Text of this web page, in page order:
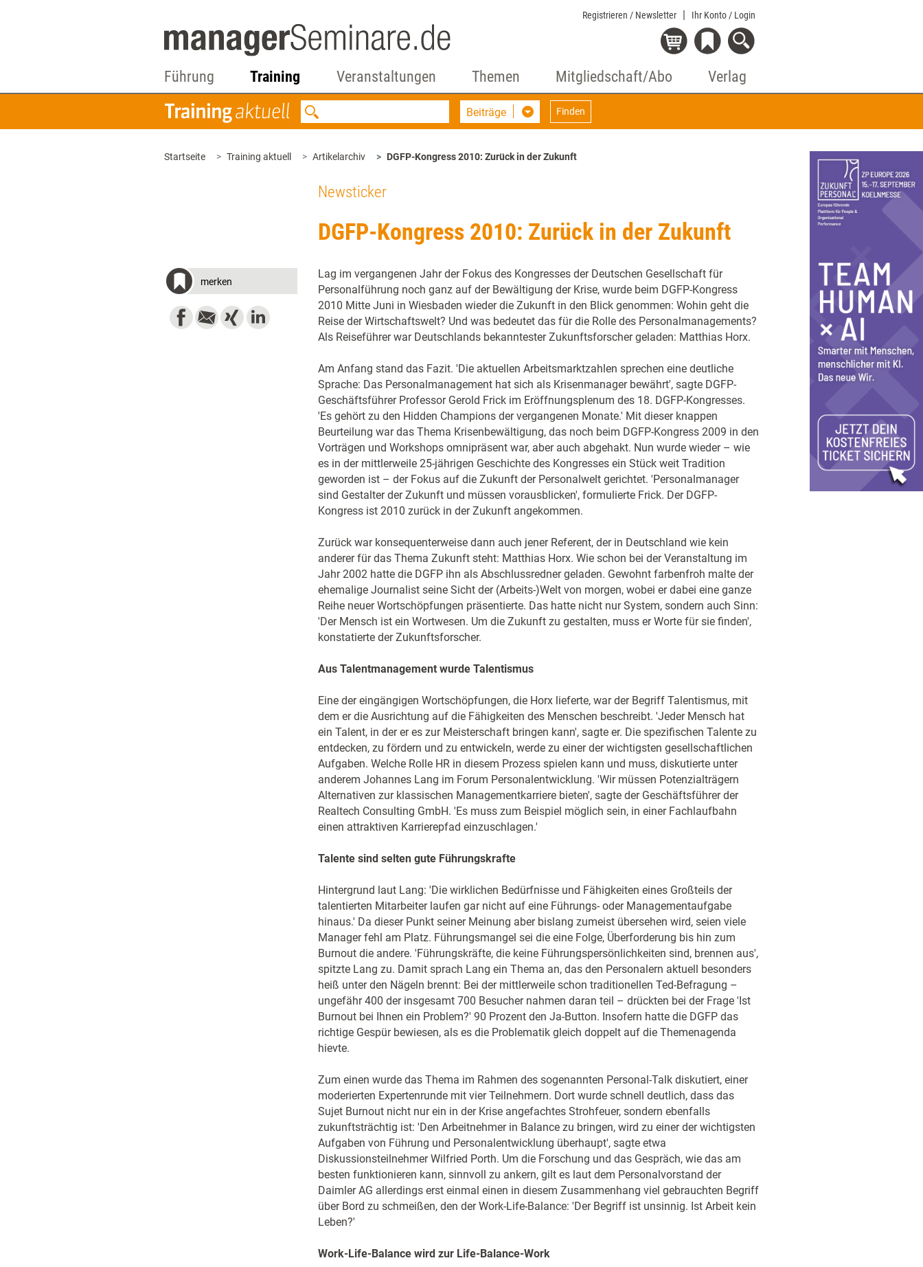
Registrieren / Newsletter Ihr Konto / Login
Führung Training Veranstaltungen Themen Mitgliedschaft/Abo Verlag
Beiträge Finden
Startseite Training aktuell Artikelarchiv DGFP-Kongress 2010: Zurück in der Zukunft
Newsticker
DGFP-Kongress 2010: Zurück in der Zukunft
merken
Lag im vergangenen Jahr der Fokus des Kongresses der Deutschen Gesellschaft für
Personalführung noch ganz auf der Bewältigung der Krise, wurde beim DGFP-Kongress
2010 Mitte Juni in Wiesbaden wieder die Zukunft in den Blick genommen: Wohin geht die
Reise der Wirtschaftswelt? Und was bedeutet das für die Rolle des Personalmanagements?
Als Reiseführer war Deutschlands bekanntester Zukunftsforscher geladen: Matthias Horx.
Am Anfang stand das Fazit. 'Die aktuellen Arbeitsmarktzahlen sprechen eine deutliche
Sprache: Das Personalmanagement hat sich als Krisenmanager bewährt', sagte DGFP-
Geschäftsführer Professor Gerold Frick im Eröffnungsplenum des 18. DGFP-Kongresses.
'Es gehört zu den Hidden Champions der vergangenen Monate.' Mit dieser knappen
Beurteilung war das Thema Krisenbewältigung, das noch beim DGFP-Kongress 2009 in den
Vorträgen und Workshops omnipräsent war, aber auch abgehakt. Nun wurde wieder – wie
es in der mittlerweile 25-jährigen Geschichte des Kongresses ein Stück weit Tradition
geworden ist – der Fokus auf die Zukunft der Personalwelt gerichtet. 'Personalmanager
sind Gestalter der Zukunft und müssen vorausblicken', formulierte Frick. Der DGFP-
Kongress ist 2010 zurück in der Zukunft angekommen.
Zurück war konsequenterweise dann auch jener Referent, der in Deutschland wie kein
anderer für das Thema Zukunft steht: Matthias Horx. Wie schon bei der Veranstaltung im
Jahr 2002 hatte die DGFP ihn als Abschlussredner geladen. Gewohnt farbenfroh malte der
ehemalige Journalist seine Sicht der (Arbeits-)Welt von morgen, wobei er dabei eine ganze
Reihe neuer Wortschöpfungen präsentierte. Das hatte nicht nur System, sondern auch Sinn:
'Der Mensch ist ein Wortwesen. Um die Zukunft zu gestalten, muss er Worte für sie finden',
konstatierte der Zukunftsforscher.
Aus Talentmanagement wurde Talentismus
Eine der eingängigen Wortschöpfungen, die Horx lieferte, war der Begriff Talentismus, mit
dem er die Ausrichtung auf die Fähigkeiten des Menschen beschreibt. 'Jeder Mensch hat
ein Talent, in der er es zur Meisterschaft bringen kann', sagte er. Die spezifischen Talente zu
entdecken, zu fördern und zu entwickeln, werde zu einer der wichtigsten gesellschaftlichen
Aufgaben. Welche Rolle HR in diesem Prozess spielen kann und muss, diskutierte unter
anderem Johannes Lang im Forum Personalentwicklung. 'Wir müssen Potenzialträgern
Alternativen zur klassischen Managementkarriere bieten', sagte der Geschäftsführer der
Realtech Consulting GmbH. 'Es muss zum Beispiel möglich sein, in einer Fachlaufbahn
einen attraktiven Karrierepfad einzuschlagen.'
Talente sind selten gute Führungskrafte
Hintergrund laut Lang: 'Die wirklichen Bedürfnisse und Fähigkeiten eines Großteils der
talentierten Mitarbeiter laufen gar nicht auf eine Führungs- oder Managementaufgabe
hinaus.' Da dieser Punkt seiner Meinung aber bislang zumeist übersehen wird, seien viele
Manager fehl am Platz. Führungsmangel sei die eine Folge, Überforderung bis hin zum
Burnout die andere. 'Führungskräfte, die keine Führungspersönlichkeiten sind, brennen aus',
spitzte Lang zu. Damit sprach Lang ein Thema an, das den Personalern aktuell besonders
heiß unter den Nägeln brennt: Bei der mittlerweile schon traditionellen Ted-Befragung –
ungefähr 400 der insgesamt 700 Besucher nahmen daran teil – drückten bei der Frage 'Ist
Burnout bei Ihnen ein Problem?' 90 Prozent den Ja-Button. Insofern hatte die DGFP das
richtige Gespür bewiesen, als es die Problematik gleich doppelt auf die Themenagenda
hievte.
Zum einen wurde das Thema im Rahmen des sogenannten Personal-Talk diskutiert, einer
moderierten Expertenrunde mit vier Teilnehmern. Dort wurde schnell deutlich, dass das
Sujet Burnout nicht nur ein in der Krise angefachtes Strohfeuer, sondern ebenfalls
zukunftsträchtig ist: 'Den Arbeitnehmer in Balance zu bringen, wird zu einer der wichtigsten
Aufgaben von Führung und Personalentwicklung überhaupt', sagte etwa
Diskussionsteilnehmer Wilfried Porth. Um die Forschung und das Gespräch, wie das am
besten funktionieren kann, sinnvoll zu ankern, gilt es laut dem Personalvorstand der
Daimler AG allerdings erst einmal einen in diesem Zusammenhang viel gebrauchten Begriff
über Bord zu schmeißen, den der Work-Life-Balance: 'Der Begriff ist unsinnig. Ist Arbeit kein
Leben?'
Work-Life-Balance wird zur Life-Balance-Work